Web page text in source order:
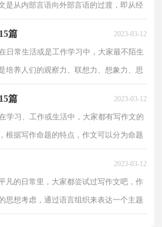
是从内部言语向外部言语的过渡，即从经
篇 2023-03-12
日常生活或是工作学习中，大家最不陌生
培养人们的观察力、联想力、想象力、思
篇 2023-03-12
学习、工作或生活中，大家都有写作文的
根据写作命题的特点，作文可以分为命题
2023-03-12
凡的日常里，大家都尝试过写作文吧，作
思想考虑，通过语言组织来表达一个主题